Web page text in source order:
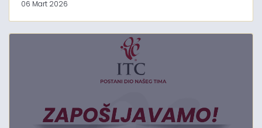
06 Mart 2026